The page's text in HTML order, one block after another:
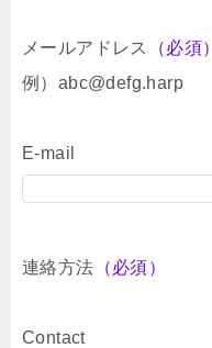
メールアドレス
（必須）
例）abc@defg.harp
E-mail
連絡方法 （必須）
Contact